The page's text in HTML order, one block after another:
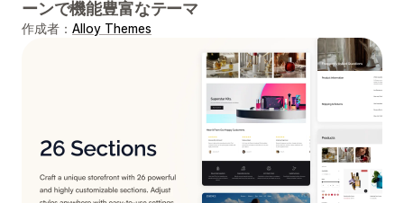
ーンで機能豊富なテーマ
作成者： Alloy Themes